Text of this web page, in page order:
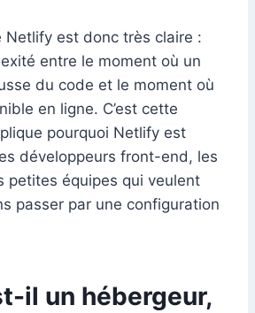
Netlify est donc très claire :
entre le moment où un
du code et le moment où
en ligne. C’est cette
pourquoi Netlify est
développeurs front-end, les
petites équipes qui veulent
passer par une configuration
il un hébergeur,